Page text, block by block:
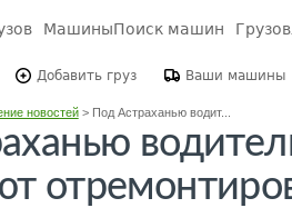
МашиныПоиск машин
Добавить груз Ваши машины
новостей> Под Астраханью водит...